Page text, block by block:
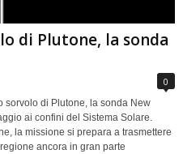
di Plutone, la sonda
0
sorvolo di Plutone, la sonda New
ai confini del Sistema Solare.
la missione si prepara a trasmettere
ancora in gran parte